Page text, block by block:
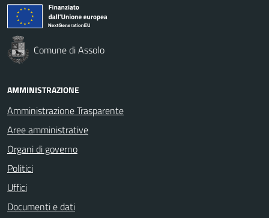
Comune di Assolo
AMMINISTRAZIONE
Amministrazione Trasparente
Aree amministrative
Organi di governo
Politici
Uffici
Documenti e dati